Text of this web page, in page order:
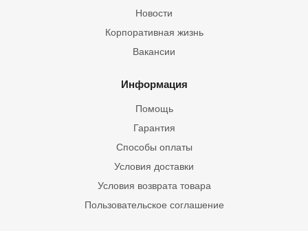
Новости
Корпоративная жизнь
Вакансии
Информация
Помощь
Гарантия
Способы оплаты
Условия доставки
Условия возврата товара
Пользовательское соглашение